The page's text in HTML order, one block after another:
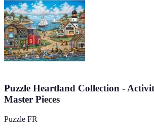
Puzzle Heartland Collection -
Master Pieces
Puzzle FR